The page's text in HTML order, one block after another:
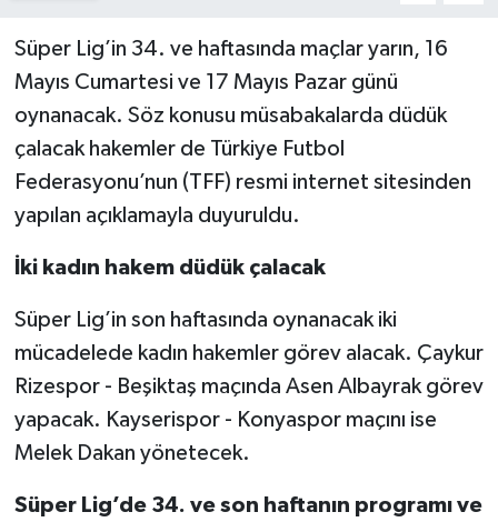
Süper Lig’in 34. ve haftasında maçlar yarın, 16
Mayıs Cumartesi ve 17 Mayıs Pazar günü
oynanacak. Söz konusu müsabakalarda düdük
çalacak hakemler de Türkiye Futbol
Federasyonu’nun (TFF) resmi internet sitesinden
yapılan açıklamayla duyuruldu.
İki kadın hakem düdük çalacak
Süper Lig’in son haftasında oynanacak iki
mücadelede kadın hakemler görev alacak. Çaykur
Rizespor - Beşiktaş maçında Asen Albayrak görev
yapacak. Kayserispor - Konyaspor maçını ise
Melek Dakan yönetecek.
Süper Lig’de 34. ve son haftanın programı ve
VİDEO HABERLER
YAZARLAR
RESMİ İLAN